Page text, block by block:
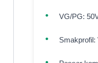
VG/PG:
Smakprofil: